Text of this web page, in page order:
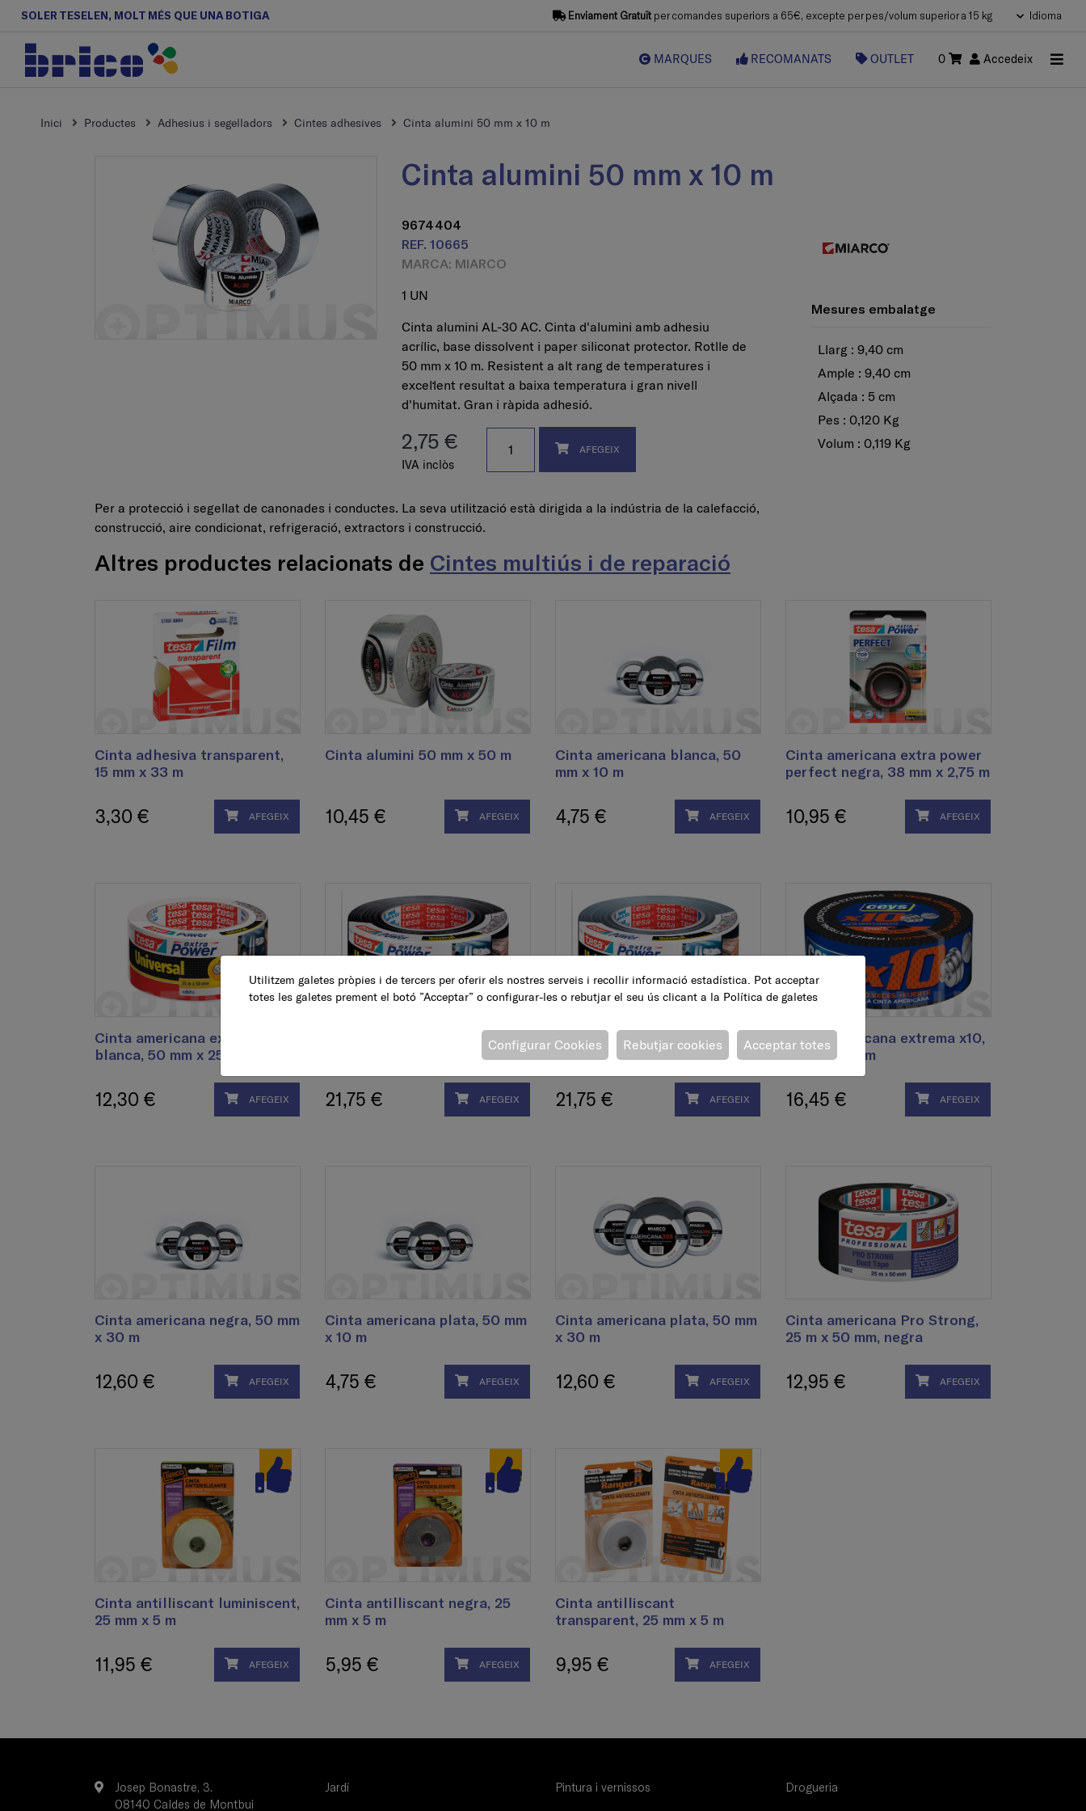
SOLER TESELEN, MOLT MÉS QUE UNA BOTIGA Enviament Gratuïtper comandes superiors a 65€, excepte per pes/volum superior a 15 kg Idioma
MARQUES RECOMANATS OUTLET 0 Accedeix
Inici Productes Adhesius i segelladors Cintes adhesives Cinta alumini 50 mm x 10 m
Cinta alumini 50 mm x 10 m
9674404
REF. 10665
MARCA: MIARCO
1 UN
Cinta alumini AL-30 AC. Cinta d'alumini amb adhesiu
acrílic, base dissolvent i paper siliconat protector. Rotlle de
50 mm x 10 m. Resistent a alt rang de temperatures i
excel·lent resultat a baixa temperatura i gran nivell
d'humitat. Gran i ràpida adhesió.
2,75 €
IVA inclòs
AFEGEIX
Mesures embalatge
Llarg : 9,40 cm
Ample : 9,40 cm
Alçada : 5 cm
Pes : 0,120 Kg
Volum : 0,119 Kg
Per a protecció i segellat de canonades i conductes. La seva utilització està dirigida a la indústria de la calefacció,
construcció, aire condicionat, refrigeració, extractors i construcció.
Altres productes relacionats de Cintes multiús i de reparació
Cinta adhesiva transparent,
15 mm x 33 m
3,30 € AFEGEIX
Cinta alumini 50 mm x 50 m
10,45 € AFEGEIX
Cinta americana blanca, 50
mm x 10 m
4,75 € AFEGEIX
Cinta americana extra power
perfect negra, 38 mm x 2,75 m
10,95 € AFEGEIX
Cinta americana extra power,
blanca, 50 mm x 25 m
12,30 € AFEGEIX
Cinta americana extra power,
21,75 € AFEGEIX
Cinta americana extra power,
plata, 50 mm x 50 m
21,75 € AFEGEIX
Cinta americana extrema x10,
48 mm x 18 m
16,45 € AFEGEIX
Cinta americana negra, 50 mm
x 30 m
12,60 € AFEGEIX
Cinta americana plata, 50 mm
x 10 m
4,75 € AFEGEIX
Cinta americana plata, 50 mm
x 30 m
12,60 € AFEGEIX
Cinta americana Pro Strong,
25 m x 50 mm, negra
12,95 € AFEGEIX
Cinta antilliscant luminiscent,
25 mm x 5 m
11,95 € AFEGEIX
Cinta antilliscant negra, 25
mm x 5 m
5,95 € AFEGEIX
Cinta antilliscant
transparent, 25 mm x 5 m
9,95 € AFEGEIX
Josep Bonastre, 3.
08140 Caldes de Montbui
Jardí Pintura i vernissos Drogueria
Utilitzem galetes pròpies i de tercers per oferir els nostres serveis i recollir informació estadística. Pot acceptar
totes les galetes prement el botó ”Acceptar” o configurar-les o rebutjar el seu ús clicant a la Política de galetes
Acceptar totes
Rebutjar cookies
Configurar Cookies